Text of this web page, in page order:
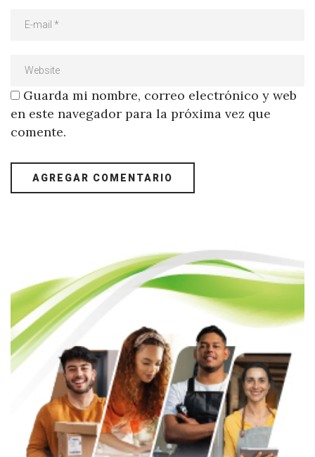
Guarda mi nombre, correo electrónico y web
en este navegador para la próxima vez que
comente.